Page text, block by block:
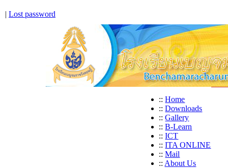
| Lost password
:: Home
:: Downloads
:: Gallery
:: B-Learn
:: ICT
:: ITA ONLINE
:: Mail
:: About Us